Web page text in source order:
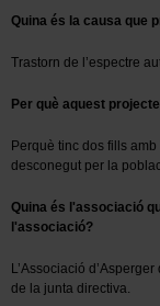
Quina és la causa que
Trastorn de l’espectre
Per què aquest
Perquè tinc dos fills
desconegut per la
Quina és l'associació
l'associació?
L’Associació
de la junta directiva.